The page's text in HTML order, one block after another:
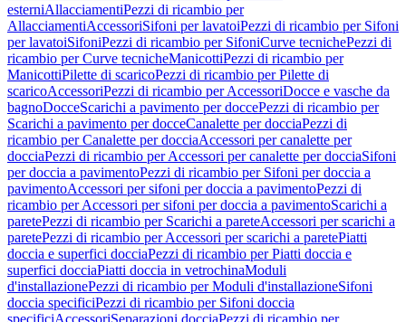
esterniAllacciamentiPezzi di ricambio per
AllacciamentiAccessoriSifoni per lavatoiPezzi di ricambio per Sifoni
per lavatoiSifoniPezzi di ricambio per SifoniCurve tecnichePezzi di
ricambio per Curve tecnicheManicottiPezzi di ricambio per
ManicottiPilette di scaricoPezzi di ricambio per Pilette di
scaricoAccessoriPezzi di ricambio per AccessoriDocce e vasche da
bagnoDocceScarichi a pavimento per doccePezzi di ricambio per
Scarichi a pavimento per docceCanalette per docciaPezzi di
ricambio per Canalette per docciaAccessori per canalette per
docciaPezzi di ricambio per Accessori per canalette per docciaSifoni
per doccia a pavimentoPezzi di ricambio per Sifoni per doccia a
pavimentoAccessori per sifoni per doccia a pavimentoPezzi di
ricambio per Accessori per sifoni per doccia a pavimentoScarichi a
paretePezzi di ricambio per Scarichi a pareteAccessori per scarichi a
paretePezzi di ricambio per Accessori per scarichi a paretePiatti
doccia e superfici docciaPezzi di ricambio per Piatti doccia e
superfici docciaPiatti doccia in vetrochinaModuli
d'installazionePezzi di ricambio per Moduli d'installazioneSifoni
doccia specificiPezzi di ricambio per Sifoni doccia
specificiAccessoriSeparazioni docciaPezzi di ricambio per